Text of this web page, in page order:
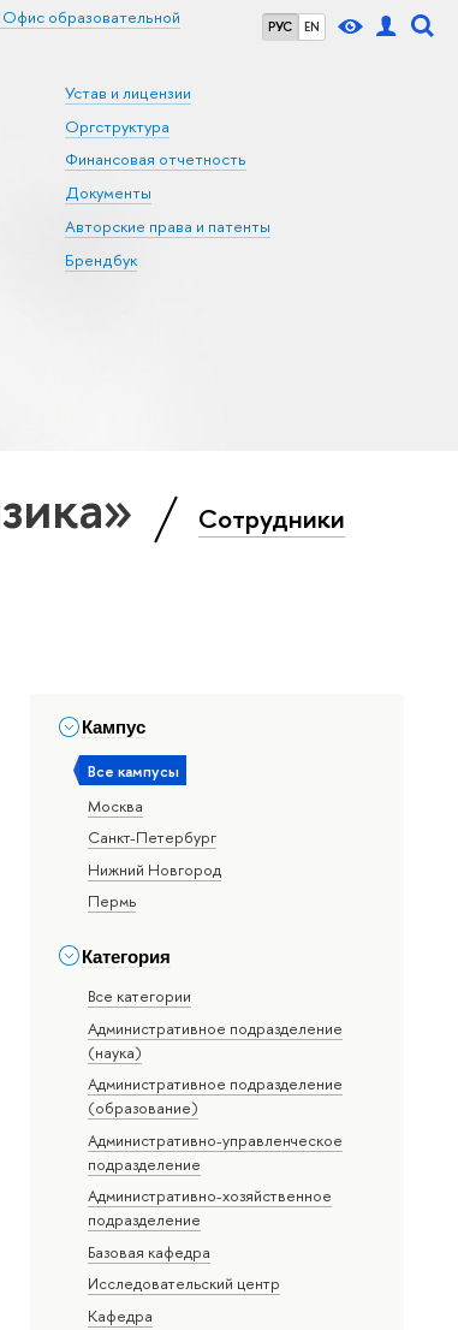
РУС EN
образовательной
Устав и лицензии
Оргструктура
Финансовая отчетность
Документы
Авторские права и патенты
Брендбук
Сотрудники
Кампус
Все кампусы
Москва
Санкт-Петербург
Нижний Новгород
Пермь
Категория
Все категории
Административное подразделение
(наука)
Административное подразделение
(образование)
Административно-управленческое
подразделение
Административно-хозяйственное
подразделение
Базовая кафедра
Исследовательский центр
Кафедра